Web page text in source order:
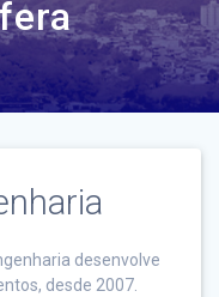
desenvolve
desde 2007.